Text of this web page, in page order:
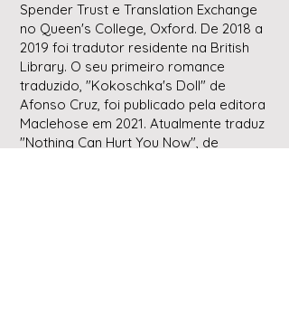
Spender Trust e Translation Exchange
no Queen's College, Oxford. De 2018 a
2019 foi tradutor residente na British
Library. O seu primeiro romance
traduzido, "Kokoschka's Doll" de
Afonso Cruz, foi publicado pela editora
Maclehose em 2021. Atualmente traduz
"Nothing Can Hurt You Now", de